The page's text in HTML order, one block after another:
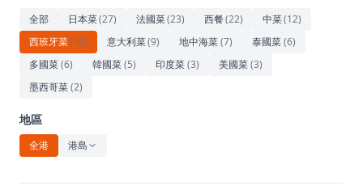
藝術文化
休閒
音樂
全部 日本菜(27) 法國菜(23) 西餐(22) 中菜(12)
西班牙菜(10) 意大利菜(9) 地中海菜(7) 泰國菜(6)
多國菜(6) 韓國菜(5) 印度菜(3) 美國菜(3)
墨西哥菜(2)
地區
全港 港島